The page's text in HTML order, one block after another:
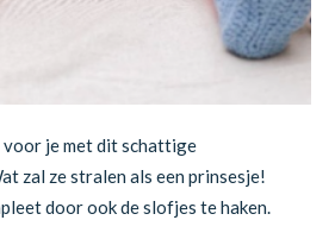
voor je met dit schattige
zal ze stralen als een prinsesje!
door ook de slofjes te haken.